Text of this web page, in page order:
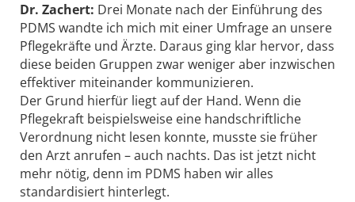
Dr. Zachert: Drei Monate nach der Einführung des
PDMS wandte ich mich mit einer Umfrage an unsere
Pflegekräfte und Ärzte. Daraus ging klar hervor, dass
diese beiden Gruppen zwar weniger aber inzwischen
effektiver miteinander kommunizieren.
Der Grund hierfür liegt auf der Hand. Wenn die
Pflegekraft beispielsweise eine handschriftliche
Verordnung nicht lesen konnte, musste sie früher
den Arzt anrufen – auch nachts. Das ist jetzt nicht
mehr nötig, denn im PDMS haben wir alles
standardisiert hinterlegt.